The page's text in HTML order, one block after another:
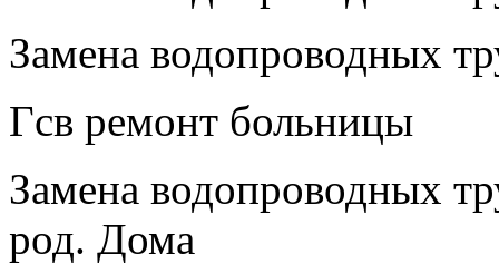
Замена водопроводных
Гсв ремонт больницы
Замена водопроводных
род. Дома